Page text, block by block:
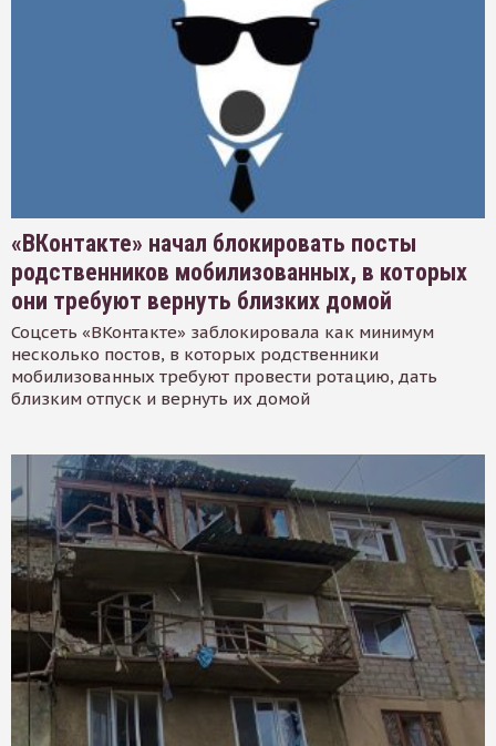
«ВКонтакте» начал блокировать посты
родственников мобилизованных, в которых
они требуют вернуть близких домой
Соцсеть «ВКонтакте» заблокировала как минимум
несколько постов, в которых родственники
мобилизованных требуют провести ротацию, дать
близким отпуск и вернуть их домой